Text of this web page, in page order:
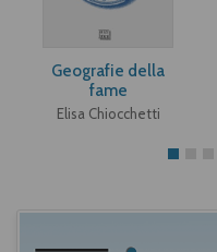
Geografie della
fame
Elisa Chiocchetti